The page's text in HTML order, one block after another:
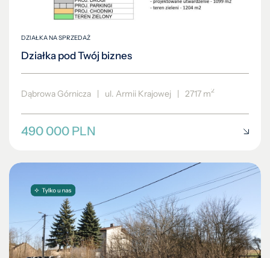
DZIAŁKA NA SPRZEDAŻ
Działka pod Twój biznes
Dąbrowa Górnicza | ul. Armii Krajowej | 2717 m2
490 000 PLN